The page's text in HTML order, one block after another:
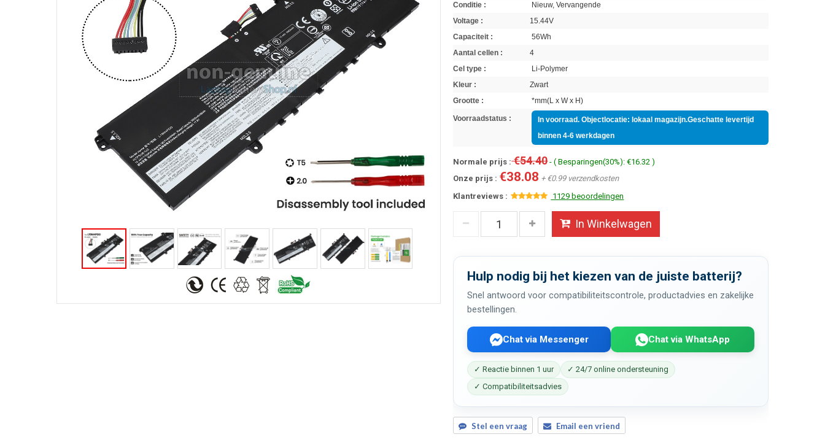
Conditie :
Nieuw, Vervangende
Voltage :
15.44V
Capaciteit :
56Wh
Aantal cellen :
4
Cel type :
Li-Polymer
Kleur :
Zwart
Grootte :
*mm(L x W x H)
Voorraadstatus :
In voorraad. Objectlocatie: lokaal magazijn.Geschatte levertijd
binnen 4-6 werkdagen
Normale prijs :€54.40- ( Besparingen(30%): €16.32 )
Onze prijs : €38.08 + €0.99 verzendkosten
Klantreviews :
1129 beoordelingen
In Winkelwagen
Hulp nodig bij het kiezen van de juiste batterij?
Snel antwoord voor compatibiliteitscontrole, productadvies en zakelijke
bestellingen.
Chat via Messenger Chat via WhatsApp
✓ Reactie binnen 1 uur
✓ 24/7 online ondersteuning
✓ Compatibiliteitsadvies
Stel een vraag Email een vriend